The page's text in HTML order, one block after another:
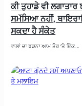
ਕੀ ਤੁਹਾਡੇ ਵੀ
ਸਮੱਸਿਆ ਨਹੀਂ,
ਸਕਦਾ ਹੈ ਸੰਕੇਤ
ਵਾਲਾਂ ਦਾ ਝੜਨਾ ਆਮ ਤੌਰ ‘ਤੇ ਇੱਕ…